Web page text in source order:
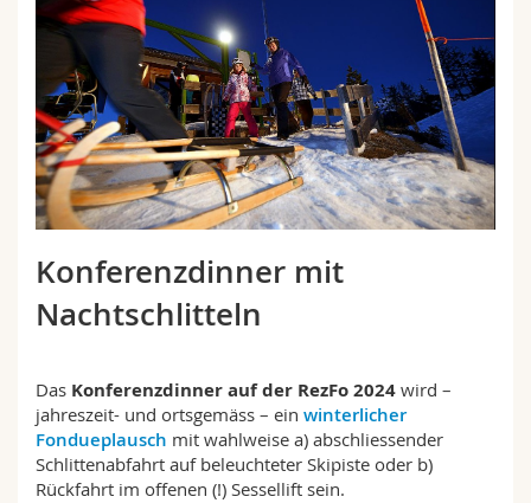
Math.-Nat. und Med. Fak.
Interfakultär
Mitarbeitende
Doktorierende
Webmail
Vorlesungsverzeichnis
MyUnifr
Konferenzdinner mit
Nachtschlitteln
Das Konferenzdinner auf der RezFo 2024 wird –
jahreszeit- und ortsgemäss – ein winterlicher
Fondueplausch mit wahlweise a) abschliessender
Schlittenabfahrt auf beleuchteter Skipiste oder b)
Rückfahrt im offenen (!) Sessellift sein.